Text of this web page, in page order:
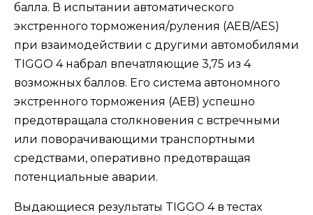
балла. В испытании автоматического
экстренного торможения/руления (AEB/AES)
при взаимодействии с другими автомобилями
TIGGO 4 набрал впечатляющие 3,75 из 4
возможных баллов. Его система автономного
экстренного торможения (AEB) успешно
предотвращала столкновения с встречными
или поворачивающими транспортными
средствами, оперативно предотвращая
потенциальные аварии.
Выдающиеся результаты TIGGO 4 в тестах